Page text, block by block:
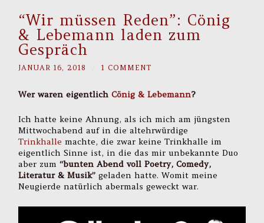
“Wir müssen Reden”: Cönig
& Lebemann laden zum
Gespräch
JANUAR 16, 2018 1 COMMENT
Wer waren eigentlichCönig & Lebemann?
Ich hatte keine Ahnung, als ich mich am jüngsten
Mittwochabend auf in die altehrwürdige
Trinkhalle machte, die zwar keine Trinkhalle im
eigentlich Sinne ist, in die das mir unbekannte Duo
aber zum“bunten Abend voll Poetry, Comedy,
Literatur & Musik” geladen hatte. Womit meine
Neugierde natürlich abermals geweckt war.